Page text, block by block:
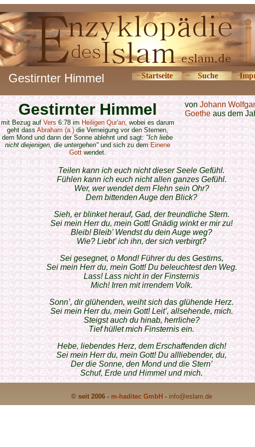
Gestirnter Himmel Startseite Suche
Gestirnter Himmel
mit Bezug aufVers6:78 imHeiligen Qur'an, wobei es darum
geht dassAbraham (a.)die Verneigung vor den Sternen,
dem Mond und dann der Sonne ablehnt und sagt:"Ich liebe
nicht diejenigen, die untergehen"und sich zu dem Einene
Gottwendet.
vonJohann
Goetheaus dem
Teilen kann ich euch nicht dieser Seele Gefühl.
Fühlen kann ich euch nicht allen ganzes Gefühl.
Wer, wer wendet dem Flehn sein Ohr?
Dem bittenden Auge den Blick?
Sieh, er blinket herauf, Gad, der freundliche Stern.
Sei mein Herr du, mein Gott! Gnädig winkt er mir zu!
Bleib! Bleib’ Wendst du dein Auge weg?
Wie? Liebt’ ich ihn, der sich verbirgt?
Sei gesegnet, o Mond! Führer du des Gestirns,
Sei mein Herr du, mein Gott! Du beleuchtest den Weg.
Lass! Lass nicht in der Finsternis
Mich! Irren mit irrendem Volk.
Sonn’, dir glühenden, weiht sich das glühende Herz.
Sei mein Herr du, mein Gott! Leit’, allsehende, mich.
Steigst auch du hinab, herrliche?
Tief hüllet mich Finsternis ein.
Hebe, liebendes Herz, dem Erschaffenden dich!
Sei mein Herr du, mein Gott! Du allliebender, du,
Der die Sonne, den Mond und die Stern’
Schuf, Erde und Himmel und mich.
© seit 2006 - m-haditec GmbH - info@eslam.de